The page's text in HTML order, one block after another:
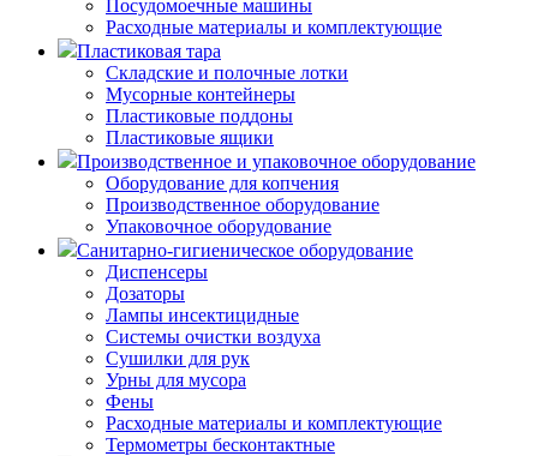
Посудомоечные машины
Расходные материалы и комплектующие
Пластиковая тара
Складские и полочные лотки
Мусорные контейнеры
Пластиковые поддоны
Пластиковые ящики
Производственное и упаковочное оборудование
Оборудование для копчения
Производственное оборудование
Упаковочное оборудование
Санитарно-гигиеническое оборудование
Диспенсеры
Дозаторы
Лампы инсектицидные
Системы очистки воздуха
Сушилки для рук
Урны для мусора
Фены
Расходные материалы и комплектующие
Термометры бесконтактные